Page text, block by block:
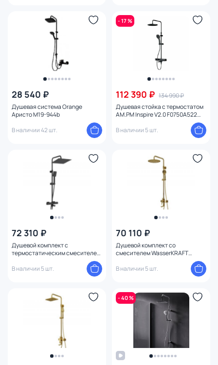
28 540 ₽
Душевая система Orange
Аристо M19-944b
В наличии 42 шт.
- 17 %
112 390 ₽ 134 990 ₽
Душевая стойка с термостатом
AM.PM Inspire V2.0 F0750A522
В наличии 5 шт.
72 310 ₽
Душевой комплект с
термостатическим смесителем
WasserKRAFT Thermo A29901
В наличии 5 шт.
70 110 ₽
Душевой комплект со
смесителем WasserKRAFT
В наличии 5 шт.
- 40 %